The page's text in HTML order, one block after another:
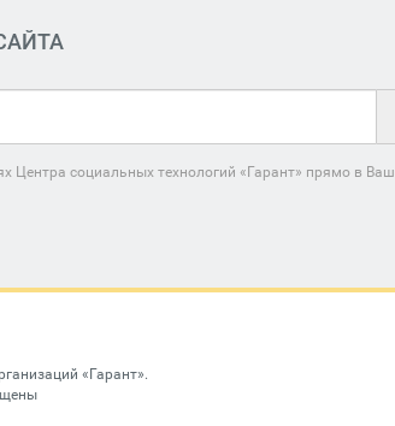
Центра социальных технологий «Гарант» прямо в Ваш
«Гарант».